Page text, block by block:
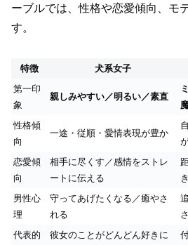
ーブルでは、性格や恋愛傾向、モ
す。
特徴 犬系女子
第一印
象
親しみやすい／明るい／素直
性格傾
向
一途・従順・愛情表現が豊か
恋愛傾
向
相手に尽くす／感情をストレ
ートに伝える
男性心
理
守ってあげたくなる／癒やさ
れる
代表的
彼女のことがどんどん好きに